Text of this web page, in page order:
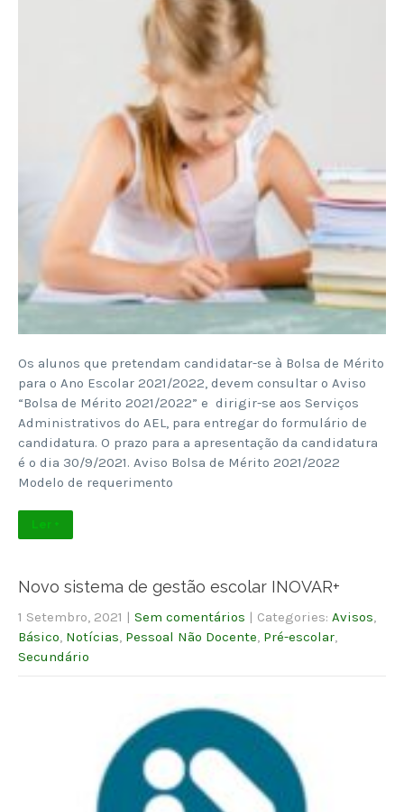
Os alunos que pretendam candidatar-se à Bolsa de Mérito
para o Ano Escolar 2021/2022, devem consultar o Aviso
“Bolsa de Mérito 2021/2022” e dirigir-se aos Serviços
Administrativos do AEL, para entregar do formulário de
candidatura. O prazo para a apresentação da candidatura
é o dia 30/9/2021. Aviso Bolsa de Mérito 2021/2022
Modelo de requerimento
Ler +
Novo sistema de gestão escolar INOVAR+
1 Setembro, 2021 | Sem comentários | Categories: Avisos
Básico Notícias Pessoal Não Docente Pré-escolar
Secundário